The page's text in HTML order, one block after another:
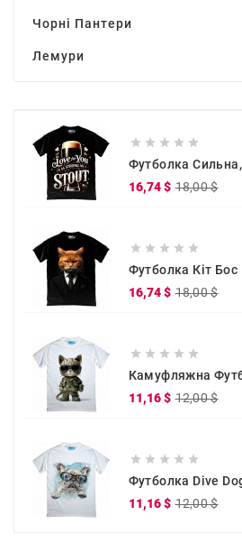
Чорні Пантери
Лемури
    
Футболка
16,74 $ 18,00 $
    
Футболка Кіт Бос
16,74 $ 18,00 $
    
11,16 $ 12,00 $
    
Футболка Dive
11,16 $ 12,00 $